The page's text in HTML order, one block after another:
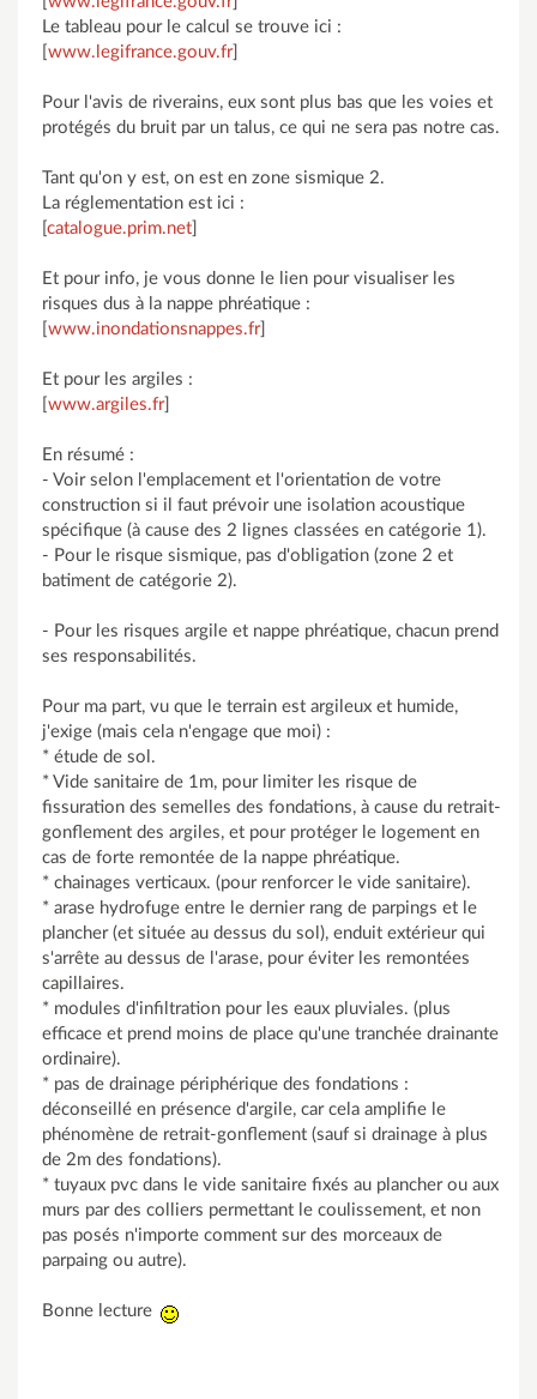
Le tableau pour le calcul se trouve ici :
www.legifrance.gouv.fr]
Pour l'avis de riverains, eux sont plus bas que les voies et
protégés du bruit par un talus, ce qui ne sera pas notre cas.
Tant qu'on y est, on est en zone sismique 2.
La réglementation est ici :
catalogue.prim.net
Et pour info, je vous donne le lien pour visualiser les
risques dus à la nappe phréatique :
www.inondationsnappes.fr]
Et pour les argiles :
www.argiles.fr]
En résumé :
- Voir selon l'emplacement et l'orientation de votre
construction si il faut prévoir une isolation acoustique
spécifique (à cause des 2 lignes classées en catégorie 1).
- Pour le risque sismique, pas d'obligation (zone 2 et
batiment de catégorie 2).
- Pour les risques argile et nappe phréatique, chacun prend
ses responsabilités.
Pour ma part, vu que le terrain est argileux et humide,
j'exige (mais cela n'engage que moi) :
* étude de sol.
* Vide sanitaire de 1m, pour limiter les risque de
fissuration des semelles des fondations, à cause du retrait-
gonflement des argiles, et pour protéger le logement en
cas de forte remontée de la nappe phréatique.
* chainages verticaux. (pour renforcer le vide sanitaire).
* arase hydrofuge entre le dernier rang de parpings et le
plancher (et située au dessus du sol), enduit extérieur qui
s'arrête au dessus de l'arase, pour éviter les remontées
capillaires.
* modules d'infiltration pour les eaux pluviales. (plus
efficace et prend moins de place qu'une tranchée drainante
ordinaire).
* pas de drainage périphérique des fondations :
déconseillé en présence d'argile, car cela amplifie le
phénomène de retrait-gonflement (sauf si drainage à plus
de 2m des fondations).
* tuyaux pvc dans le vide sanitaire fixés au plancher ou aux
murs par des colliers permettant le coulissement, et non
pas posés n'importe comment sur des morceaux de
parpaing ou autre).
Bonne lecture